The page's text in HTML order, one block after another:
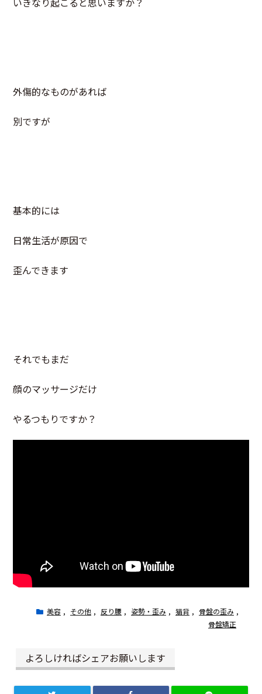
外傷的なものがあれば
別ですが
基本的には
日常生活が原因で
歪んできます
それでもまだ
顔のマッサージだけ
やるつもりですか？
美容 , その他 , 反り腰 , 姿勢・歪み , 猫背 , 骨盤の歪み ,
骨盤矯正
よろしければシェアお願いします